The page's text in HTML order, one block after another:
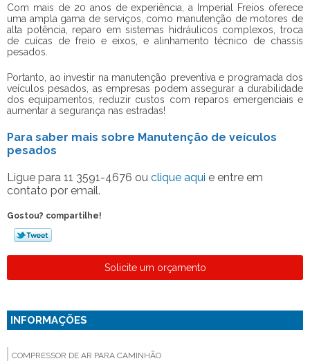
Com mais de 20 anos de experiência, a Imperial Freios oferece
uma ampla gama de serviços, como manutenção de motores de
alta potência, reparo em sistemas hidráulicos complexos, troca
de cuícas de freio e eixos, e alinhamento técnico de chassis
pesados.
Portanto, ao investir na manutenção preventiva e programada dos
veículos pesados, as empresas podem assegurar a durabilidade
dos equipamentos, reduzir custos com reparos emergenciais e
aumentar a segurança nas estradas!
Para saber mais sobre Manutenção de veículos
pesados
Ligue para 11 3591-4676 ou clique aqui e entre em
contato por email.
Gostou? compartilhe!
Solicite um orçamento
INFORMAÇÕES
COMPRESSOR DE AR PARA CAMINHÃO